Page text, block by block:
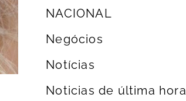
NACIONAL
Negócios
Notícias
Noticias de última hora